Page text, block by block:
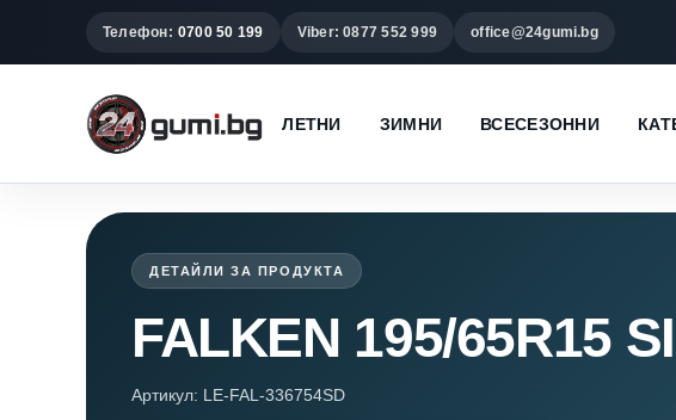
Телефон: 0700 50 199 Viber: 0877 552 999 office@24gumi.bg
ЛЕТНИ ЗИМНИ ВСЕСЕЗОННИ
ДЕТАЙЛИ ЗА ПРОДУКТА
FALKEN 195/65R15
Артикул: LE-FAL-336754SD